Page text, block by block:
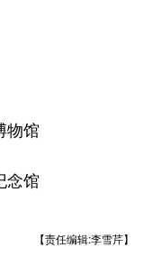
馆
馆
【责任编辑:李雪芹】